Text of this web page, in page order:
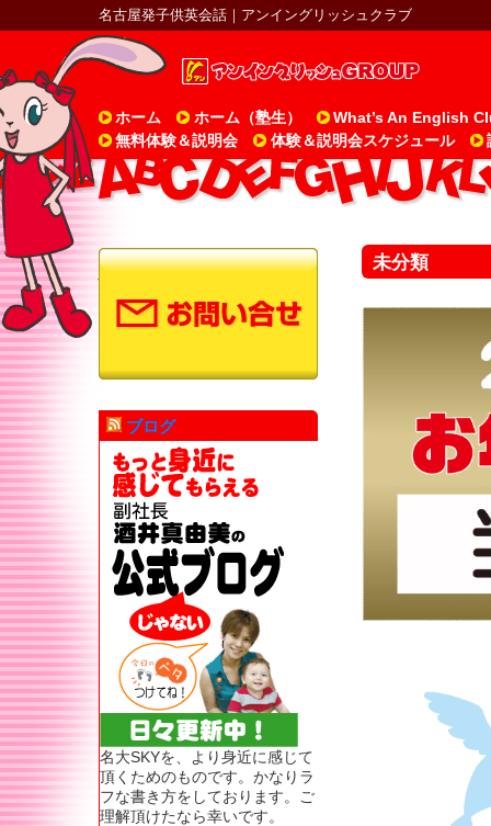
名古屋発子供英会話｜アンイングリッシュクラブ
ホーム ホーム（塾生）
What’s An English
無料体験＆説明会
体験＆説明会スケジュール
ブログ
名大SKYを、より身近に感じて
頂くためのものです。かなりラ
フな書き方をしております。ご
理解頂けたなら幸いです。
未分類